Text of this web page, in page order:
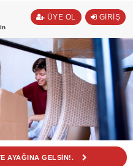
ÜYE OL GİRİŞ
AYAĞINA GELSİN!.